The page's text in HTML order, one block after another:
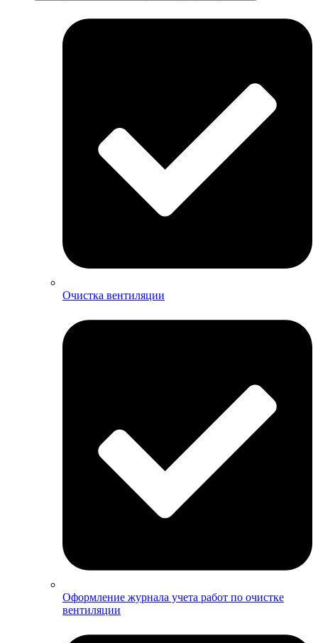
Очистка вентиляции
Оформление журнала учета работ по очистке
вентиляции